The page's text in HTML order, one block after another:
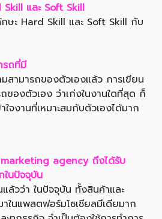
และ Soft Skill
ษะ Hard Skill และ Soft Skill กับ
รถที่มี
สามารถของตัวเองแล้ว การเขียน
ของตัวเอง ว่าเก่งในงานใดที่สุด ก็
จงานที่เหมาะสมกับตัวเองได้มาก
agency ถึงได้รับ
ในปัจจุบัน
ล้วว่า ในปัจจุบัน ทั้งสินค้าและ
ในแพลตฟอร์มโซเชียลมีเดียมาก